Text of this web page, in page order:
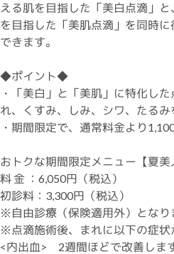
える肌を目指した「美白点滴」
を目指した「美肌点滴」を同時
できます。
◆ポイント◆
・「美白」と「美肌」に特化し
れ、くすみ、しみ、シワ、たるみ
・期間限定で、通常料金より
おトクな期間限定メニュー【夏美
料 金 ：6,050円（税込）
初診料：3,300円（税込）
※自由診療（保険適用外）となり
※点滴施術後、まれに以下の症状
<内出血> 2週間ほどで改善しま